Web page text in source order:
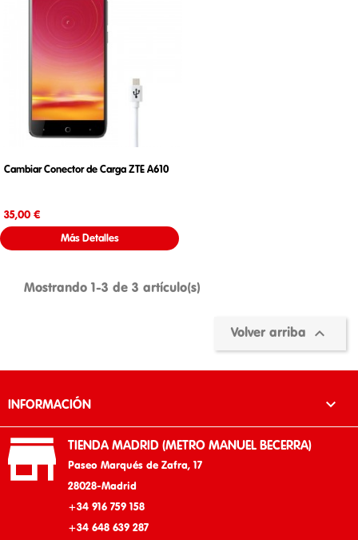
Cambiar Conector de Carga ZTE A610
35,00 €
Más Detalles
Mostrando 1-3 de 3 artículo(s)
Volver arriba 
INFORMACIÓN 
 TIENDA MADRID (METRO MANUEL BECERRA)
Paseo Marqués de Zafra, 17
28028-Madrid
+34 916 759 158
+34 648 639 287